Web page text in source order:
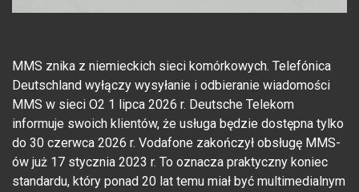
MMS znika z niemieckich sieci komórkowych. Telefónica
Deutschland wyłączy wysyłanie i odbieranie wiadomości
MMS w sieci O2 1 lipca 2026 r. Deutsche Telekom
informuje swoich klientów, że usługa będzie dostępna tylko
do 30 czerwca 2026 r. Vodafone zakończył obsługę MMS-
ów już 17 stycznia 2023 r. To oznacza praktyczny koniec
standardu, który ponad 20 lat temu miał być multimedialnym